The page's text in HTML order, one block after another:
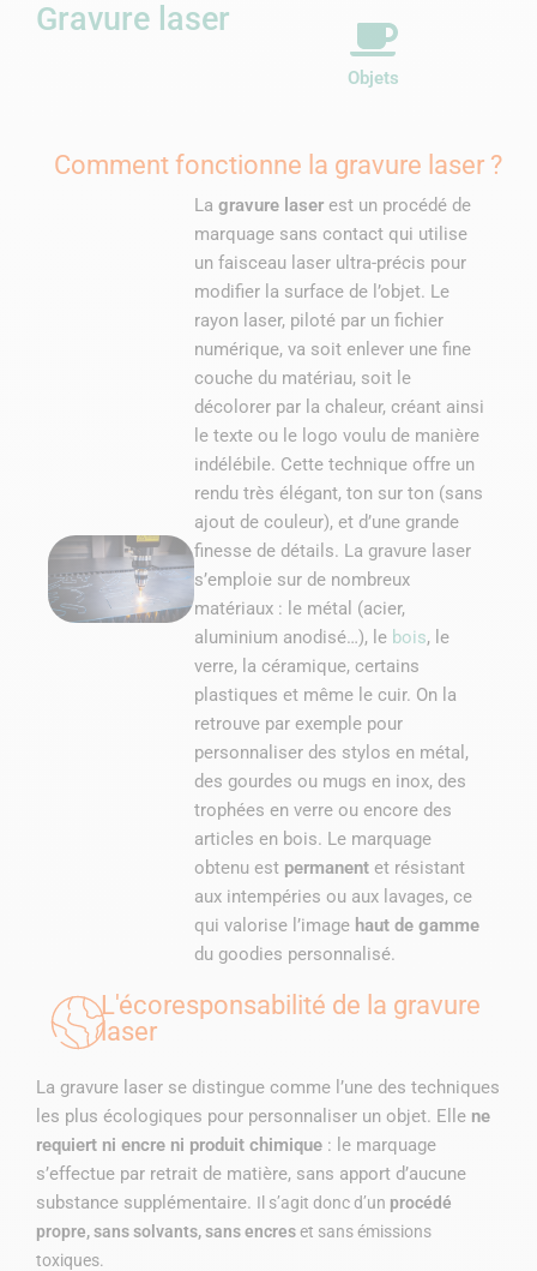
Gravure laser
Objets
Comment fonctionne la gravure laser ?
La gravure laserest un procédé de
marquage sans contact qui utilise
un faisceau laser ultra-précis pour
modifier la surface de l’objet. Le
rayon laser, piloté par un fichier
numérique, va soit enlever une fine
couche du matériau, soit le
décolorer par la chaleur, créant ainsi
le texte ou le logo voulu de manière
indélébile. Cette technique offre un
rendu très élégant, ton sur ton (sans
ajout de couleur), et d’une grande
finesse de détails. La gravure laser
s’emploie sur de nombreux
matériaux : le métal (acier,
aluminium anodisé…), le bois, le
verre, la céramique, certains
plastiques et même le cuir. On la
retrouve par exemple pour
personnaliser des stylos en métal,
des gourdes ou mugs en inox, des
trophées en verre ou encore des
articles en bois. Le marquage
obtenu est permanentet résistant
aux intempéries ou aux lavages, ce
qui valorise l’image haut de gamme
du goodies personnalisé.
L'écoresponsabilité de la gravure
laser
La gravure laser se distingue comme l’une des techniques
les plus écologiques pour personnaliser un objet. Elle ne
requiert ni encre ni produit chimique : le marquage
s’effectue par retrait de matière, sans apport d’aucune
substance supplémentaire. Il s’agit donc d’un procédé
propre, sans solvants, sans encreset sans émissions
toxiques.